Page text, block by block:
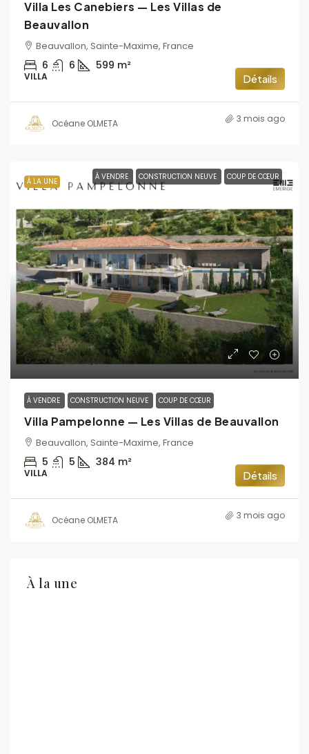
Villa Les Canebiers — Les Villas de
Beauvallon
Beauvallon, Sainte-Maxime, France
6 6 599 m²
VILLA Détails
Océane OLMETA 3 mois ago
À LA UNE À VENDRE CONSTRUCTION NEUVE COUP DE CŒUR
6,250,000€/€
À VENDRE CONSTRUCTION NEUVE COUP DE CŒUR
Villa Pampelonne — Les Villas de Beauvallon
Beauvallon, Sainte-Maxime, France
5 5 384 m²
VILLA Détails
Océane OLMETA 3 mois ago
À la une